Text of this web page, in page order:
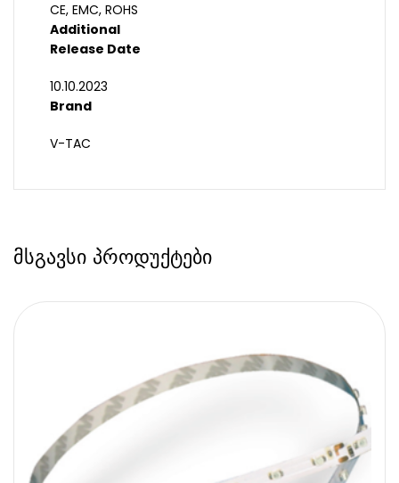
CE, EMC, ROHS
Additional
Release Date
10.10.2023
Brand
V-TAC
მსგავსი პროდუქტები